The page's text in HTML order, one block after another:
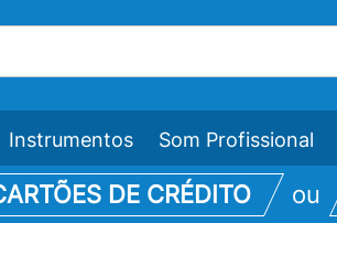
Instrumentos Som Profissional
DE CRÉDITO ou